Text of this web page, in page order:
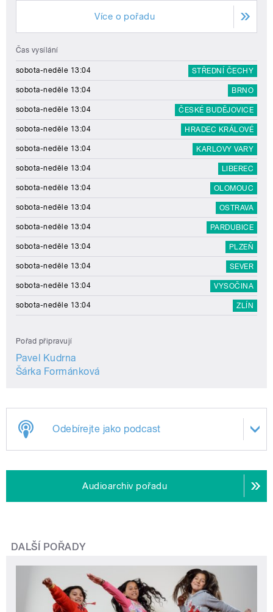
Více o pořadu
Čas vysílání
sobota-neděle 13:04 STŘEDNÍ ČECHY
sobota-neděle 13:04 BRNO
sobota-neděle 13:04 ČESKÉ BUDĚJOVICE
sobota-neděle 13:04 HRADEC KRÁLOVÉ
sobota-neděle 13:04 KARLOVY VARY
sobota-neděle 13:04 LIBEREC
sobota-neděle 13:04 OLOMOUC
sobota-neděle 13:04 OSTRAVA
sobota-neděle 13:04 PARDUBICE
sobota-neděle 13:04 PLZEŇ
sobota-neděle 13:04 SEVER
sobota-neděle 13:04 VYSOČINA
sobota-neděle 13:04 ZLÍN
Pořad připravují
Pavel Kudrna
Šárka Formánková
Odebírejte jako podcast
Audioarchiv pořadu
DALŠÍ POŘADY